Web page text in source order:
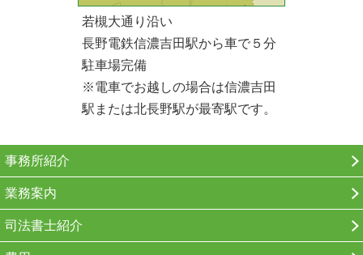
若槻大通り沿い
長野電鉄信濃吉田駅から車で５分
駐車場完備
※電車でお越しの場合は信濃吉田
駅または北長野駅が最寄駅です。
事務所紹介
業務案内
司法書士紹介